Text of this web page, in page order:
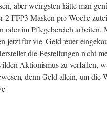
aber wenigsten hätte man
2 FFP3 Masken pro Woche
oder im Pflegebereich
jetzt für viel Geld teuer
die Bestellungen nicht
Aktionismus zu verfallen,
denn Geld allein, um die